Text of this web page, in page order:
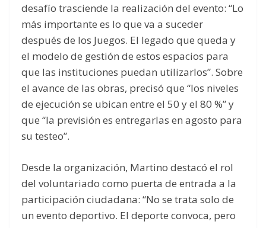
desafío trasciende la realización del evento: “Lo
más importante es lo que va a suceder
después de los Juegos. El legado que queda y
el modelo de gestión de estos espacios para
que las instituciones puedan utilizarlos”. Sobre
el avance de las obras, precisó que “los niveles
de ejecución se ubican entre el 50 y el 80 %” y
que “la previsión es entregarlas en agosto para
su testeo”.
Desde la organización, Martino destacó el rol
del voluntariado como puerta de entrada a la
participación ciudadana: “No se trata solo de
un evento deportivo. El deporte convoca, pero